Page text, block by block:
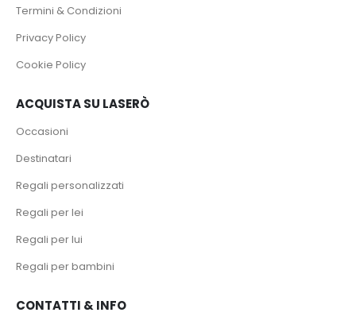
Termini & Condizioni
Privacy Policy
Cookie Policy
ACQUISTA SU LASERÒ
Occasioni
Destinatari
Regali personalizzati
Regali per lei
Regali per lui
Regali per bambini
CONTATTI & INFO